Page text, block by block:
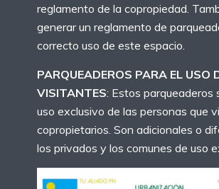
reglamento de la copropiedad.
generar un reglamento de
correcto uso de este espacio.
PARQUEADEROS PARA EL USO
VISITANTES: Estos parqueaderos
uso exclusivo de las personas que
copropietarios. Son adicionales o
los privados y los comunes de uso